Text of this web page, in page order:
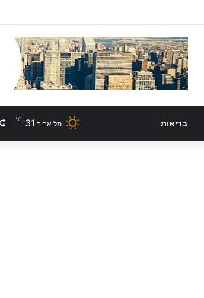
בריאות תל אביב 31
℃